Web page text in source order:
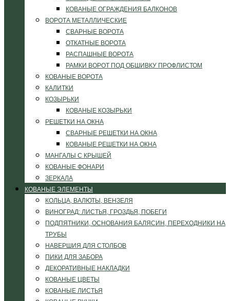
КОВАНЫЕ ОГРАЖДЕНИЯ БАЛКОНОВ
ВОРОТА МЕТАЛЛИЧЕСКИЕ
СВАРНЫЕ ВОРОТА
ОТКАТНЫЕ ВОРОТА
РАСПАШНЫЕ ВОРОТА
РАМКИ ВОРОТ ПОД ОБШИВКУ ПРОФЛИСТОМ
КОВАНЫЕ ВОРОТА
КАЛИТКИ
КОЗЫРЬКИ
КОВАНЫЕ КОЗЫРЬКИ
РЕШЕТКИ НА ОКНА
СВАРНЫЕ РЕШЕТКИ НА ОКНА
КОВАНЫЕ РЕШЕТКИ НА ОКНА
МАНГАЛЫ С КРЫШЕЙ
КОВАНЫЕ ФОНАРИ
ЗЕРКАЛА
КОВАНЫЕ ЭЛЕМЕНТЫ
КОЛЬЦА, ВАЛЮТЫ, ВЕНЗЕЛЯ
ВИНОГРАД: ЛИСТЬЯ, ГРОЗДЬЯ, ПОБЕГИ
ПОДПЯТНИКИ, ОСНОВАНИЯ БАЛЯСИН, ПЕРЕХОДНИКИ НА
ТРУБЫ
НАВЕРШИЯ ДЛЯ СТОЛБОВ
ПИКИ ДЛЯ ЗАБОРА
ДЕКОРАТИВНЫЕ НАКЛАДКИ
КОВАНЫЕ ЦВЕТЫ
КОВАНЫЕ ЛИСТЬЯ